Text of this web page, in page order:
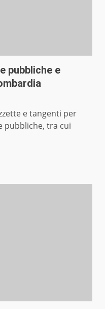
pubbliche e
e tangenti per
pubbliche, tra cui